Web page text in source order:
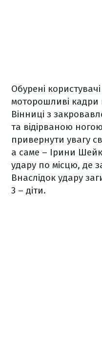
Обурені користувачі
моторошливі кадри
Вінниці з
та відірваною
привернути увагу
а саме – Ірини
удару по місцю, де
Внаслідок удару
3 – діти.